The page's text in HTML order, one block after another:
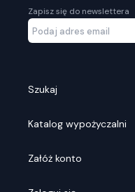
Zapisz się do newslettera
Szukaj
Katalog wypożyczalni
Załóż konto